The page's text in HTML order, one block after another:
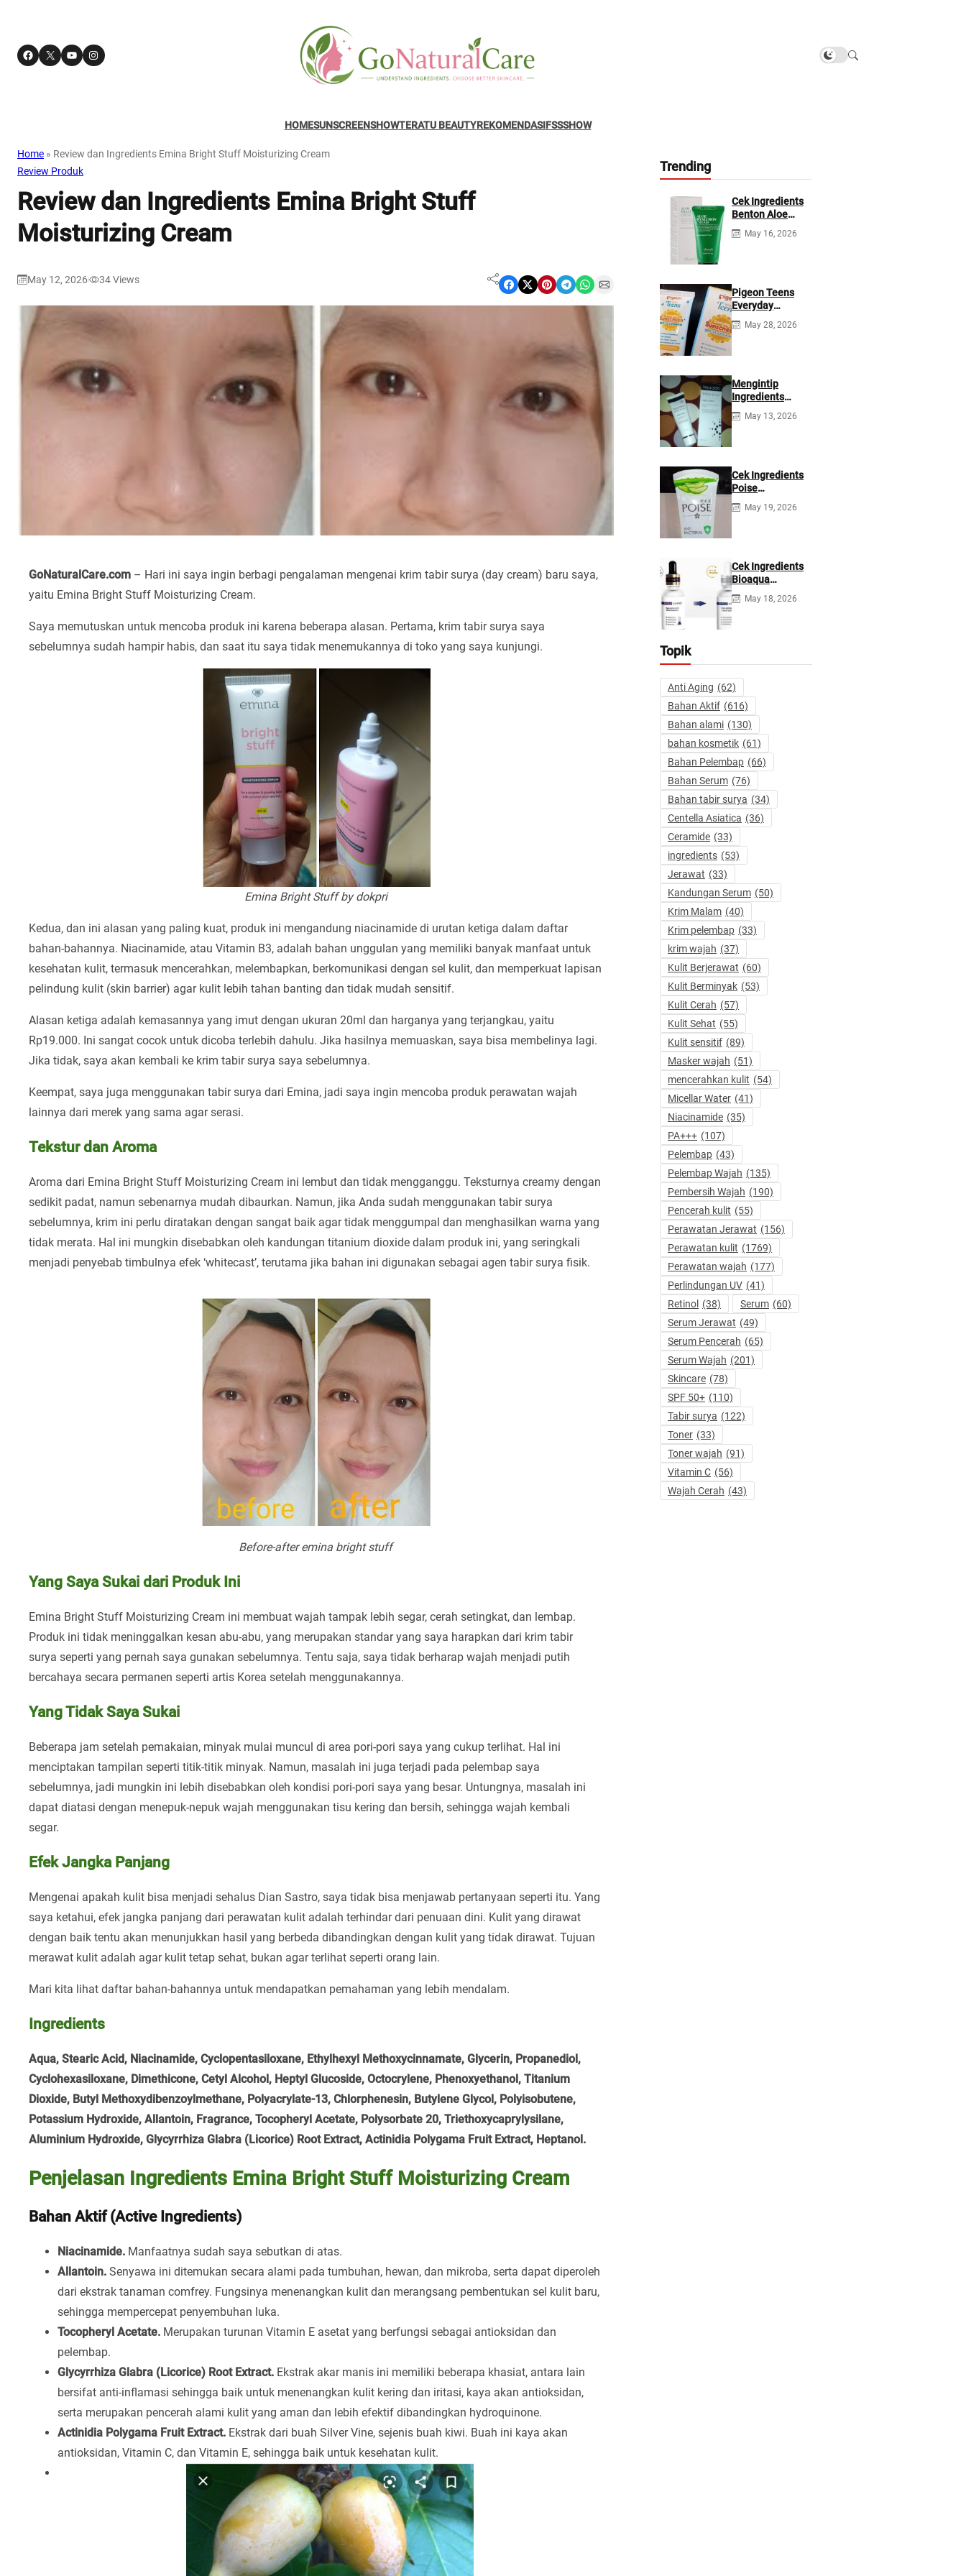
Facebook X YouTube Instagram
HOMESUNSCREENSHOWTERATU BEAUTYREKOMENDASIFSSSHOW
Home » Review dan Ingredients Emina Bright Stuff Moisturizing Cream
Review Produk
Review dan Ingredients Emina Bright Stuff
Moisturizing Cream
May 12, 2026 34Views Share on Facebook Share on X Share on Pinterest Share on Telegram Share on WhatsApp Share on Email
GoNaturalCare.com – Hari ini saya ingin berbagi pengalaman mengenai krim tabir surya (day cream) baru saya,
yaitu Emina Bright Stuff Moisturizing Cream.
Saya memutuskan untuk mencoba produk ini karena beberapa alasan. Pertama, krim tabir surya saya
sebelumnya sudah hampir habis, dan saat itu saya tidak menemukannya di toko yang saya kunjungi.
Emina Bright Stuff by dokpri
Kedua, dan ini alasan yang paling kuat, produk ini mengandung niacinamide di urutan ketiga dalam daftar
bahan-bahannya. Niacinamide, atau Vitamin B3, adalah bahan unggulan yang memiliki banyak manfaat untuk
kesehatan kulit, termasuk mencerahkan, melembapkan, berkomunikasi dengan sel kulit, dan memperkuat lapisan
pelindung kulit (skin barrier) agar kulit lebih tahan banting dan tidak mudah sensitif.
Alasan ketiga adalah kemasannya yang imut dengan ukuran 20ml dan harganya yang terjangkau, yaitu
Rp19.000. Ini sangat cocok untuk dicoba terlebih dahulu. Jika hasilnya memuaskan, saya bisa membelinya lagi.
Jika tidak, saya akan kembali ke krim tabir surya saya sebelumnya.
Keempat, saya juga menggunakan tabir surya dari Emina, jadi saya ingin mencoba produk perawatan wajah
lainnya dari merek yang sama agar serasi.
Tekstur dan Aroma
Aroma dari Emina Bright Stuff Moisturizing Cream ini lembut dan tidak mengganggu. Teksturnya creamy dengan
sedikit padat, namun sebenarnya mudah dibaurkan. Namun, jika Anda sudah menggunakan tabir surya
sebelumnya, krim ini perlu diratakan dengan sangat baik agar tidak menggumpal dan menghasilkan warna yang
tidak merata. Hal ini mungkin disebabkan oleh kandungan titanium dioxide dalam produk ini, yang seringkali
menjadi penyebab timbulnya efek ‘whitecast’, terutama jika bahan ini digunakan sebagai agen tabir surya fisik.
Before-after emina bright stuff
Yang Saya Sukai dari Produk Ini
Emina Bright Stuff Moisturizing Cream ini membuat wajah tampak lebih segar, cerah setingkat, dan lembap.
Produk ini tidak meninggalkan kesan abu-abu, yang merupakan standar yang saya harapkan dari krim tabir
surya seperti yang pernah saya gunakan sebelumnya. Tentu saja, saya tidak berharap wajah menjadi putih
bercahaya secara permanen seperti artis Korea setelah menggunakannya.
Yang Tidak Saya Sukai
Beberapa jam setelah pemakaian, minyak mulai muncul di area pori-pori saya yang cukup terlihat. Hal ini
menciptakan tampilan seperti titik-titik minyak. Namun, masalah ini juga terjadi pada pelembap saya
sebelumnya, jadi mungkin ini lebih disebabkan oleh kondisi pori-pori saya yang besar. Untungnya, masalah ini
dapat diatasi dengan menepuk-nepuk wajah menggunakan tisu kering dan bersih, sehingga wajah kembali
segar.
Efek Jangka Panjang
Mengenai apakah kulit bisa menjadi sehalus Dian Sastro, saya tidak bisa menjawab pertanyaan seperti itu. Yang
saya ketahui, efek jangka panjang dari perawatan kulit adalah terhindar dari penuaan dini. Kulit yang dirawat
dengan baik tentu akan menunjukkan hasil yang berbeda dibandingkan dengan kulit yang tidak dirawat. Tujuan
merawat kulit adalah agar kulit tetap sehat, bukan agar terlihat seperti orang lain.
Mari kita lihat daftar bahan-bahannya untuk mendapatkan pemahaman yang lebih mendalam.
Ingredients
Aqua, Stearic Acid, Niacinamide, Cyclopentasiloxane, Ethylhexyl Methoxycinnamate, Glycerin, Propanediol,
Cyclohexasiloxane, Dimethicone, Cetyl Alcohol, Heptyl Glucoside, Octocrylene, Phenoxyethanol, Titanium
Dioxide, Butyl Methoxydibenzoylmethane, Polyacrylate-13, Chlorphenesin, Butylene Glycol, Polyisobutene,
Potassium Hydroxide, Allantoin, Fragrance, Tocopheryl Acetate, Polysorbate 20, Triethoxycaprylysilane,
Aluminium Hydroxide, Glycyrrhiza Glabra (Licorice) Root Extract, Actinidia Polygama Fruit Extract, Heptanol.
Penjelasan Ingredients Emina Bright Stuff Moisturizing Cream
Bahan Aktif (Active Ingredients)
Niacinamide. Manfaatnya sudah saya sebutkan di atas.
Allantoin. Senyawa ini ditemukan secara alami pada tumbuhan, hewan, dan mikroba, serta dapat diperoleh
dari ekstrak tanaman comfrey. Fungsinya menenangkan kulit dan merangsang pembentukan sel kulit baru,
sehingga mempercepat penyembuhan luka.
Tocopheryl Acetate. Merupakan turunan Vitamin E asetat yang berfungsi sebagai antioksidan dan
pelembap.
Glycyrrhiza Glabra (Licorice) Root Extract. Ekstrak akar manis ini memiliki beberapa khasiat, antara lain
bersifat anti-inflamasi sehingga baik untuk menenangkan kulit kering dan iritasi, kaya akan antioksidan,
serta merupakan pencerah alami kulit yang aman dan lebih efektif dibandingkan hydroquinone.
Actinidia Polygama Fruit Extract. Ekstrak dari buah Silver Vine, sejenis buah kiwi. Buah ini kaya akan
antioksidan, Vitamin C, dan Vitamin E, sehingga baik untuk kesehatan kulit.
Trending
Cek Ingredients
Benton Aloe
Hyaluron Cream
May 16, 2026
Pigeon Teens
Everyday
Sunscreen SPF
35 PA+++
May 28, 2026
Mengintip
Ingredients
Wardah White
Secret Night
May 13, 2026
Cek Ingredients
Poise
Antibacterial
Facial Foam
May 19, 2026
Cek Ingredients
Bioaqua
Hyaluronic acid
Serum
May 18, 2026
Topik
Anti Aging (62)
Bahan Aktif (616)
Bahan alami (130)
bahan kosmetik (61)
Bahan Pelembap (66)
Bahan Serum (76)
Bahan tabir surya (34)
Centella Asiatica (36)
Ceramide (33)
ingredients (53)
Jerawat (33)
Kandungan Serum (50)
Krim Malam (40)
Krim pelembap (33)
krim wajah (37)
Kulit Berjerawat (60)
Kulit Berminyak (53)
Kulit Cerah (57)
Kulit Sehat (55)
Kulit sensitif (89)
Masker wajah (51)
mencerahkan kulit (54)
Micellar Water (41)
Niacinamide (35)
PA+++ (107)
Pelembap (43)
Pelembap Wajah (135)
Pembersih Wajah (190)
Pencerah kulit (55)
Perawatan Jerawat (156)
Perawatan kulit (1769)
Perawatan wajah (177)
Perlindungan UV (41)
Retinol (38) Serum (60)
Serum Jerawat (49)
Serum Pencerah (65)
Serum Wajah (201)
Skincare (78)
SPF 50+ (110)
Tabir surya (122)
Toner (33)
Toner wajah (91)
Vitamin C (56)
Wajah Cerah (43)